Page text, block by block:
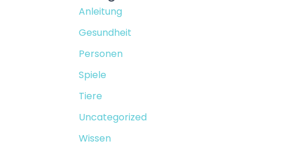
Anleitung
Gesundheit
Personen
Spiele
Tiere
Uncategorized
Wissen